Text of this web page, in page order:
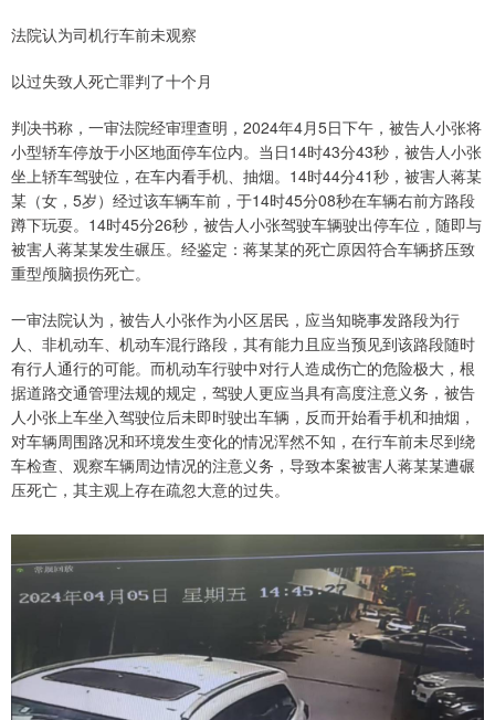
法院认为司机行车前未观察
以过失致人死亡罪判了十个月
判决书称，一审法院经审理查明，2024年4月5日下午，被告人小张将
小型轿车停放于小区地面停车位内。当日14时43分43秒，被告人小张
坐上轿车驾驶位，在车内看手机、抽烟。14时44分41秒，被害人蒋某
某（女，5岁）经过该车辆车前，于14时45分08秒在车辆右前方路段
蹲下玩耍。14时45分26秒，被告人小张驾驶车辆驶出停车位，随即与
被害人蒋某某发生碾压。经鉴定：蒋某某的死亡原因符合车辆挤压致
重型颅脑损伤死亡。
一审法院认为，被告人小张作为小区居民，应当知晓事发路段为行
人、非机动车、机动车混行路段，其有能力且应当预见到该路段随时
有行人通行的可能。而机动车行驶中对行人造成伤亡的危险极大，根
据道路交通管理法规的规定，驾驶人更应当具有高度注意义务，被告
人小张上车坐入驾驶位后未即时驶出车辆，反而开始看手机和抽烟，
对车辆周围路况和环境发生变化的情况浑然不知，在行车前未尽到绕
车检查、观察车辆周边情况的注意义务，导致本案被害人蒋某某遭碾
压死亡，其主观上存在疏忽大意的过失。